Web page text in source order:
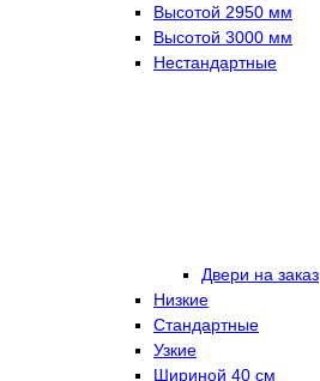
Высотой 2950 мм
Высотой 3000 мм
Нестандартные
Двери на заказ
Низкие
Стандартные
Узкие
Шириной 40 см